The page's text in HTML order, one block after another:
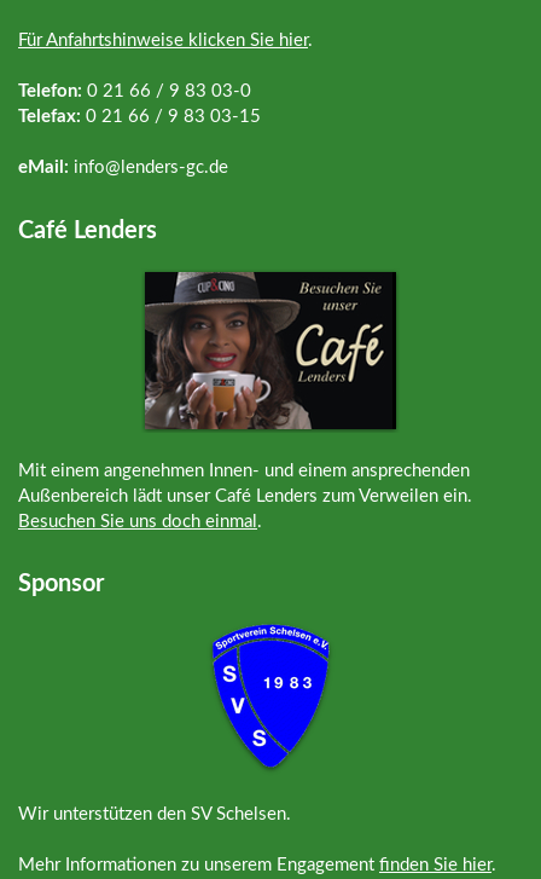
Für Anfahrtshinweise klicken Sie hier.
Telefon: 0 21 66 / 9 83 03-0
Telefax: 0 21 66 / 9 83 03-15
eMail: info@ lenders-gc.de
Café Lenders
Mit einem angenehmen Innen- und einem ansprechenden
Außenbereich lädt unser Café Lenders zum Verweilen ein.
Besuchen Sie uns doch einmal .
Sponsor
Wir unterstützen den SV Schelsen.
Mehr Informationen zu unserem Engagement finden Sie hier.